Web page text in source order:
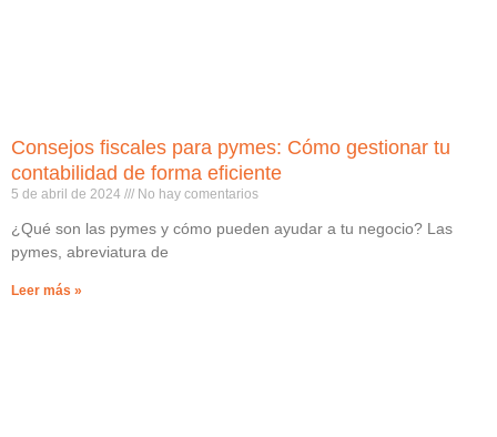
Consejos fiscales para pymes: Cómo gestionar tu
contabilidad de forma eficiente
5 de abril de 2024 No hay comentarios
¿Qué son las pymes y cómo pueden ayudar a tu negocio? Las
pymes, abreviatura de
Leer más »